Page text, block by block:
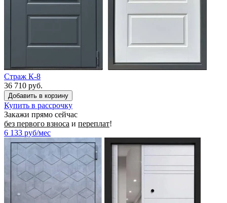
Страж К-8
36 710 руб.
Купить в рассрочку
Закажи прямо сейчас
без первого взноса и переплат!
6 133 руб/мес